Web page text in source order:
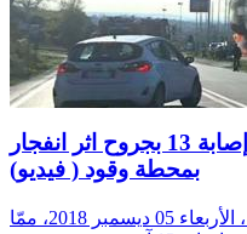
إيطاليا: وفاة شخصين وإصابة 13 بجروح اثر انفجار
بمحطة وقود ( فيديو)
جدّ انفجار بمحطّة وقود قرب روما ، الأربعاء 05 ديسمبر 2018، ممّا